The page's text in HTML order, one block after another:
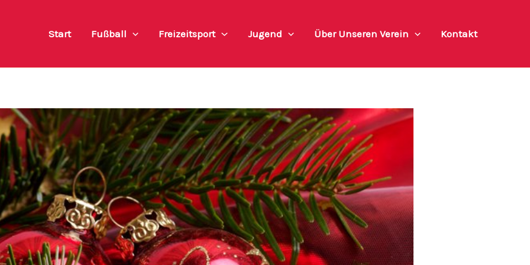
Start Fußball Freizeitsport Jugend Über Unseren Verein Kontakt